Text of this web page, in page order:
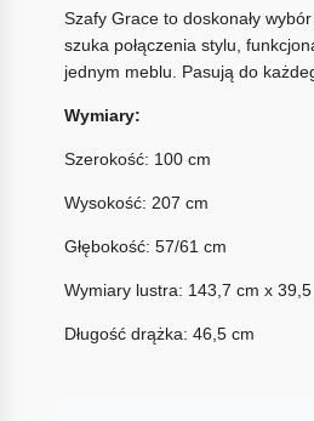
Szafy Grace to doskonały
szuka połączenia stylu,
jednym meblu. Pasują do
Wymiary:
Szerokość: 100 cm
Wysokość: 207 cm
Głębokość: 57/61 cm
Wymiary lustra: 143,7 cm x 39,5
Długość drążka: 46,5 cm